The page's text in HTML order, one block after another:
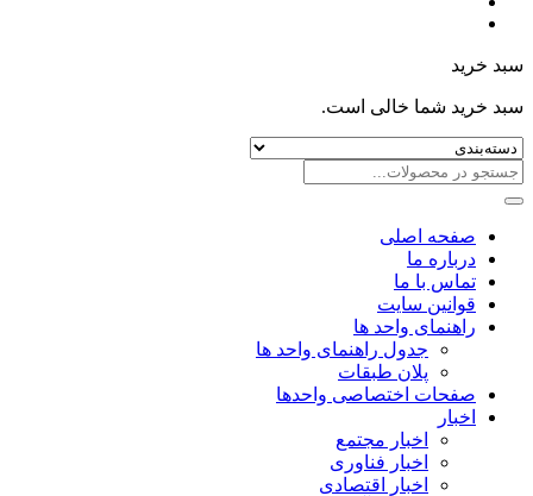
سبد خرید
سبد خرید شما خالی است.
صفحه اصلی
درباره ما
تماس با ما
قوانین سایت
راهنمای واحد ها
جدول راهنمای واحد ها
پلان طبقات
صفحات اختصاصی واحدها
اخبار
اخبار مجتمع
اخبار فناوری
اخبار اقتصادی